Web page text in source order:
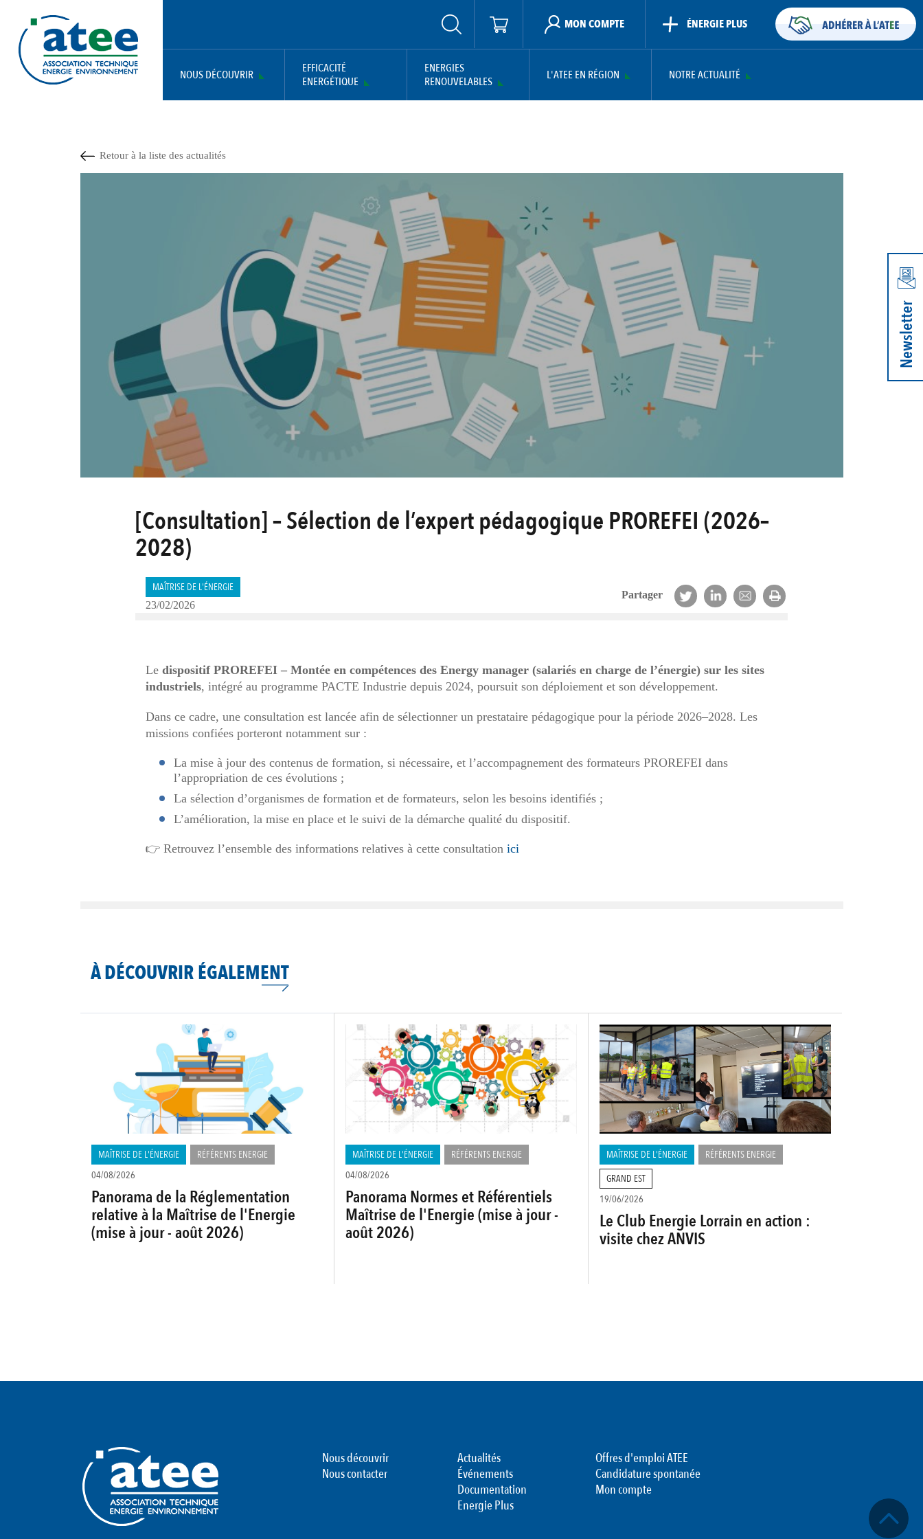
contenu
principal
MON COMPTE ÉNERGIE PLUS
NAVIGATION
NOUS DÉCOUVRIR
EFFICACITÉ
ENERGÉTIQUE
ENERGIES
RENOUVELABLES
L'ATEE EN RÉGION NOTRE ACTUALITÉ
Retour à la liste des actualités
[Consultation] – Sélection de l’expert pédagogique PROREFEI (2026–
2028)
MAÎTRISE DE L'ÉNERGIE
23/02/2026
Partager
Le dispositif PROREFEI – Montée en compétences des Energy manager (salariés en charge de l’énergie) sur les sites
industriels, intégré au programme PACTE Industrie depuis 2024, poursuit son déploiement et son développement.
Dans ce cadre, une consultation est lancée afin de sélectionner un prestataire pédagogique pour la période 2026–2028. Les
missions confiées porteront notamment sur :
La mise à jour des contenus de formation, si nécessaire, et l’accompagnement des formateurs PROREFEI dans
l’appropriation de ces évolutions ;
La sélection d’organismes de formation et de formateurs, selon les besoins identifiés ;
L’amélioration, la mise en place et le suivi de la démarche qualité du dispositif.
👉 Retrouvez l’ensemble des informations relatives à cette consultation ici
À DÉCOUVRIR ÉGALEMENT
MAÎTRISE DE L'ÉNERGIE
RÉFÉRENTS ENERGIE
04/08/2026
Panorama de la Réglementation
relative à la Maîtrise de l'Energie
(mise à jour - août 2026)
MAÎTRISE DE L'ÉNERGIE
RÉFÉRENTS ENERGIE
04/08/2026
Panorama Normes et Référentiels
Maîtrise de l'Energie (mise à jour -
août 2026)
MAÎTRISE DE L'ÉNERGIE
RÉFÉRENTS ENERGIE
GRAND EST
19/06/2026
Le Club Energie Lorrain en action :
visite chez ANVIS
Newsletter
Nous découvrir
Nous contacter
Actualités
Événements
Documentation
Energie Plus
Offres d'emploi ATEE
Candidature spontanée
Mon compte